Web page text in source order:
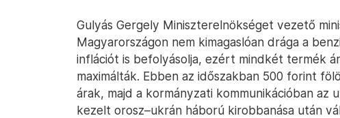
Gulyás Gergely Miniszterelnökséget vezető
Magyarországon nem kimagaslóan drága a
inflációt is befolyásolja, ezért mindkét termék
maximálták. Ebben az időszakban 500 forint
árak, majd a kormányzati kommunikációban az
kezelt orosz–ukrán háború kirobbanása után